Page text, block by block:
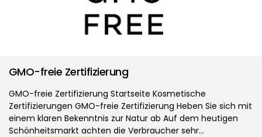
GMO-freie Zertifizierung
GMO-freie Zertifizierung Startseite Kosmetische
Zertifizierungen GMO-freie Zertifizierung Heben Sie sich mit
einem klaren Bekenntnis zur Natur ab Auf dem heutigen
Schönheitsmarkt achten die Verbraucher sehr…